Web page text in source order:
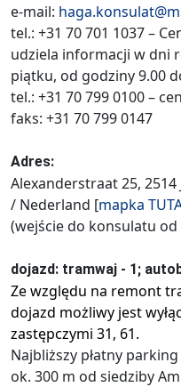
e-mail:
tel.: +31 70 701 1037 –
udziela informacji w dni
piątku, od godziny 9.00
tel.: +31 70 799 0100 –
faks: +31 70 799 0147
Adres:
Alexanderstraat 25, 2514
/ Nederland [mapka
(wejście do konsulatu od
dojazd: tramwaj - 1;
Ze względu na remont
dojazd możliwy jest
zastępczymi 31, 61.
Najbliższy płatny
ok. 300 m od siedziby